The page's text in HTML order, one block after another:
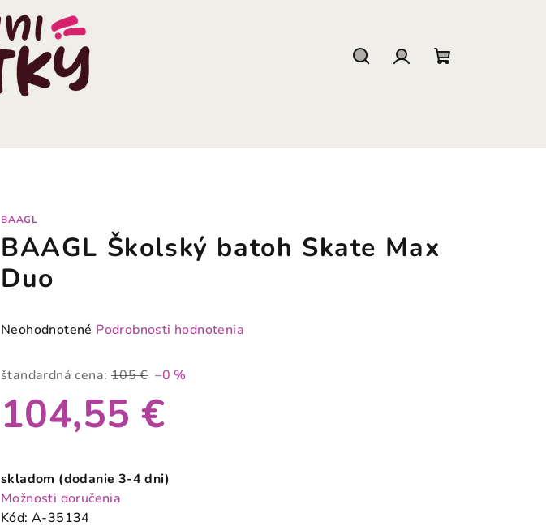
BAAGL
BAAGL Školský batoh Skate Max
Duo
Priemerné
produktu
0,0
z
Neohodnotené Podrobnosti hodnotenia
štandardná cena: 105 € –0 %
104,55 €
cena:
skladom (dodanie 3-4 dni)
Možnosti doručenia
Kód: A-35134